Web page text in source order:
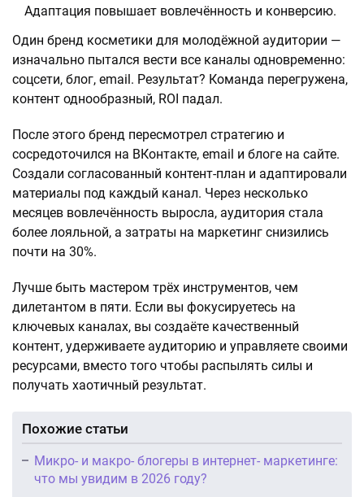
Адаптация повышает вовлечённость и конверсию.
Один бренд косметики для молодёжной аудитории —
изначально пытался вести все каналы одновременно:
соцсети, блог, email. Результат? Команда перегружена,
контент однообразный, ROI падал.
После этого бренд пересмотрел стратегию и
сосредоточился на ВКонтакте, email и блоге на сайте.
Создали согласованный контент-план и адаптировали
материалы под каждый канал. Через несколько
месяцев вовлечённость выросла, аудитория стала
более лояльной, а затраты на маркетинг снизились
почти на 30%.
Лучше быть мастером трёх инструментов, чем
дилетантом в пяти. Если вы фокусируетесь на
ключевых каналах, вы создаёте качественный
контент, удерживаете аудиторию и управляете своими
ресурсами, вместо того чтобы распылять силы и
получать хаотичный результат.
Похожие статьи
Микро- и макро- блогеры в интернет- маркетинге:
что мы увидим в 2026 году?